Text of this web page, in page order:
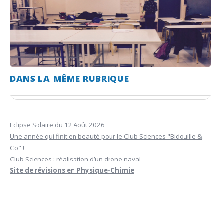
DANS LA MÊME RUBRIQUE
Eclipse Solaire du 12 Août 2026
Une année qui finit en beauté pour le Club Sciences "Bidouille &
Co" !
Club Sciences : réalisation d’un drone naval
Site de révisions en Physique-Chimie